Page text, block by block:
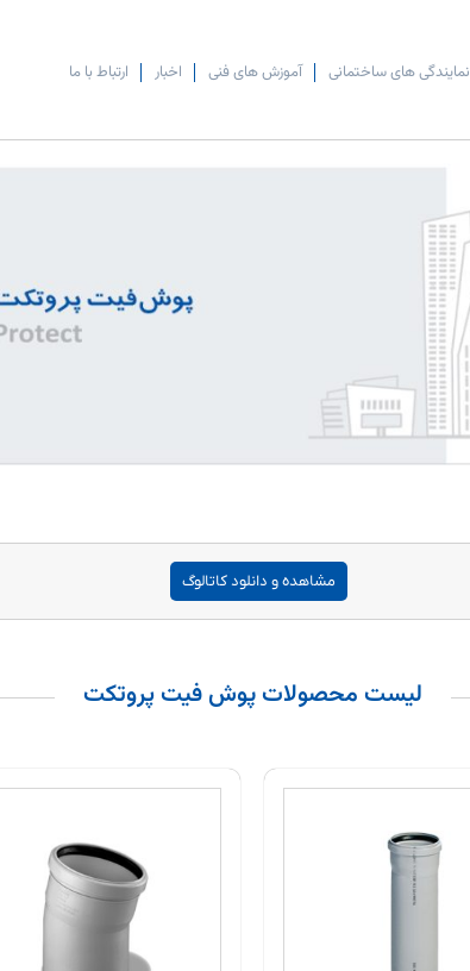
نمایندگی های ساختمانی آموزش های فنی اخبار ارتباط با ما
مشاهده و دانلود کاتالوگ
لیست محصولات پوش فیت پروتکت